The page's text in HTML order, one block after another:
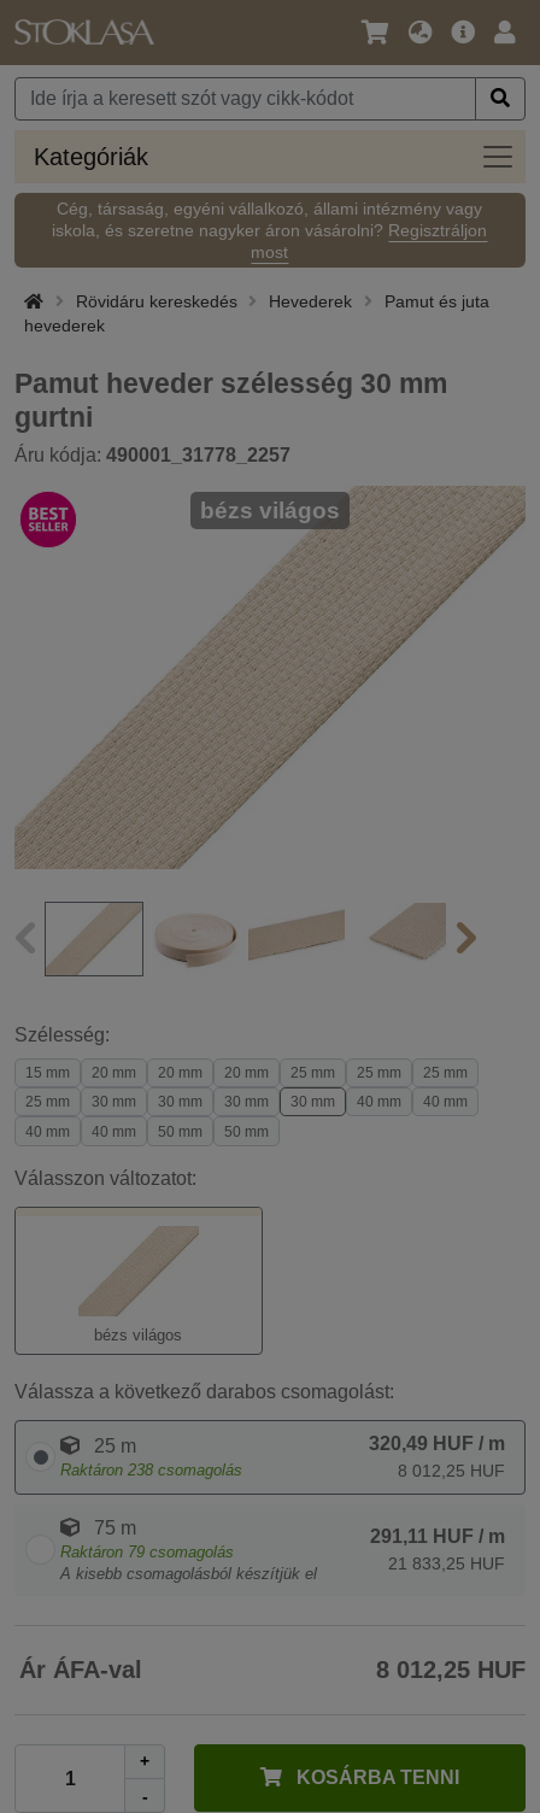
Nyelv
Pénznem
Fő
Kategóriák
Cég, társaság, egyéni vállalkozó, állami intézmény vagy
iskola, és szeretne nagyker áron vásárolni? Regisztráljon
most
Rövidáru kereskedés Hevederek
Pamut és juta
hevederek
Pamut heveder szélesség 30 mm
gurtni
Áru kódja: 490001_31778_2257
bézs világos
Szélesség:
15 mm 20 mm 20 mm 20 mm 25 mm 25 mm
25 mm
25 mm
30 mm 30 mm 30 mm 30 mm 40 mm
40 mm
40 mm
40 mm 50 mm 50 mm
Válasszon változatot:
bézs világos
Válassza a következő darabos csomagolást:
25 m
Raktáron 238 csomagolás
320,49 HUF / m
8 012,25 HUF
75 m
Raktáron 79 csomagolás
A kisebb csomagolásból készítjük el
291,11 HUF / m
21 833,25 HUF
Ár ÁFA-val 8 012,25 HUF
+
-
KOSÁRBA TENNI